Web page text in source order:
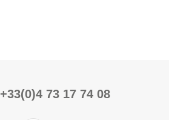
+33(0)4 73 17 74 08